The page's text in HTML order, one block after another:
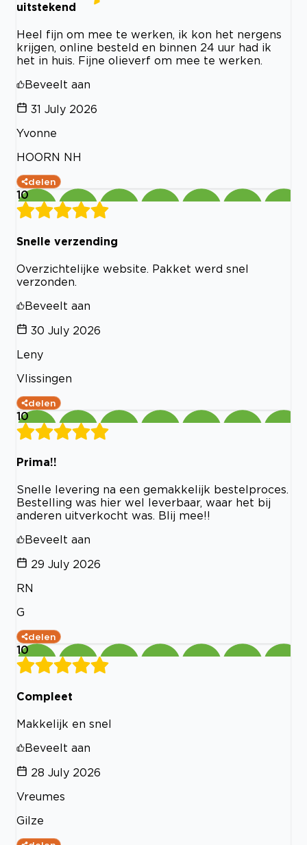
uitstekend
Heel fijn om mee te werken, ik kon het nergens
krijgen, online besteld en binnen 24 uur had ik
het in huis. Fijne olieverf om mee te werken.
Beveelt aan
31 July 2026
Yvonne
HOORN NH
delen
10
Snelle verzending
Overzichtelijke website. Pakket werd snel
verzonden.
Beveelt aan
30 July 2026
Leny
Vlissingen
delen
10
Prima!!
Snelle levering na een gemakkelijk bestelproces.
Bestelling was hier wel leverbaar, waar het bij
anderen uitverkocht was. Blij mee!!
Beveelt aan
29 July 2026
RN
G
delen
10
Compleet
Makkelijk en snel
Beveelt aan
28 July 2026
Vreumes
Gilze